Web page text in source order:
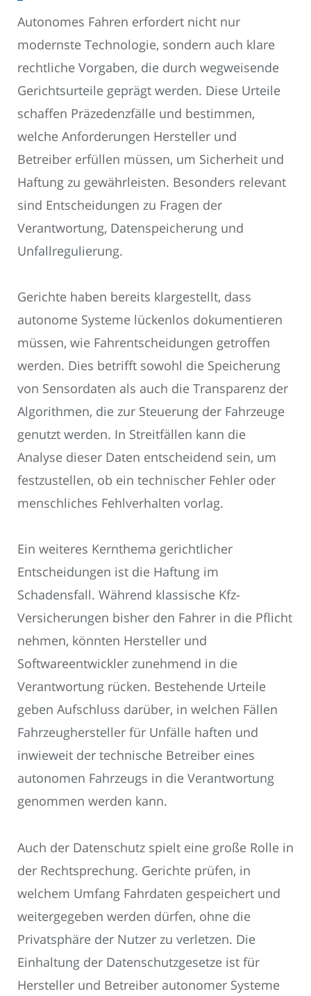
Autonomes Fahren erfordert nicht nur
modernste Technologie, sondern auch klare
rechtliche Vorgaben, die durch wegweisende
Gerichtsurteile geprägt werden. Diese Urteile
schaffen Präzedenzfälle und bestimmen,
welche Anforderungen Hersteller und
Betreiber erfüllen müssen, um Sicherheit und
Haftung zu gewährleisten. Besonders relevant
sind Entscheidungen zu Fragen der
Verantwortung, Datenspeicherung und
Unfallregulierung.
Gerichte haben bereits klargestellt, dass
autonome Systeme lückenlos dokumentieren
müssen, wie Fahrentscheidungen getroffen
werden. Dies betrifft sowohl die Speicherung
von Sensordaten als auch die Transparenz der
Algorithmen, die zur Steuerung der Fahrzeuge
genutzt werden. In Streitfällen kann die
Analyse dieser Daten entscheidend sein, um
festzustellen, ob ein technischer Fehler oder
menschliches Fehlverhalten vorlag.
Ein weiteres Kernthema gerichtlicher
Entscheidungen ist die Haftung im
Schadensfall. Während klassische Kfz-
Versicherungen bisher den Fahrer in die Pflicht
nehmen, könnten Hersteller und
Softwareentwickler zunehmend in die
Verantwortung rücken. Bestehende Urteile
geben Aufschluss darüber, in welchen Fällen
Fahrzeughersteller für Unfälle haften und
inwieweit der technische Betreiber eines
autonomen Fahrzeugs in die Verantwortung
genommen werden kann.
Auch der Datenschutz spielt eine große Rolle in
der Rechtsprechung. Gerichte prüfen, in
welchem Umfang Fahrdaten gespeichert und
weitergegeben werden dürfen, ohne die
Privatsphäre der Nutzer zu verletzen. Die
Einhaltung der Datenschutzgesetze ist für
Hersteller und Betreiber autonomer Systeme